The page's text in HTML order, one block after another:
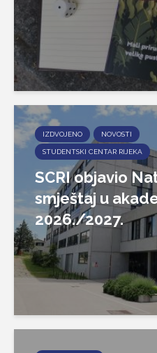
IZDVOJENO NOVOSTI
STUDENTSKI CENTAR RIJEKA
SCRI objavio
smještaj u
2026./2027.